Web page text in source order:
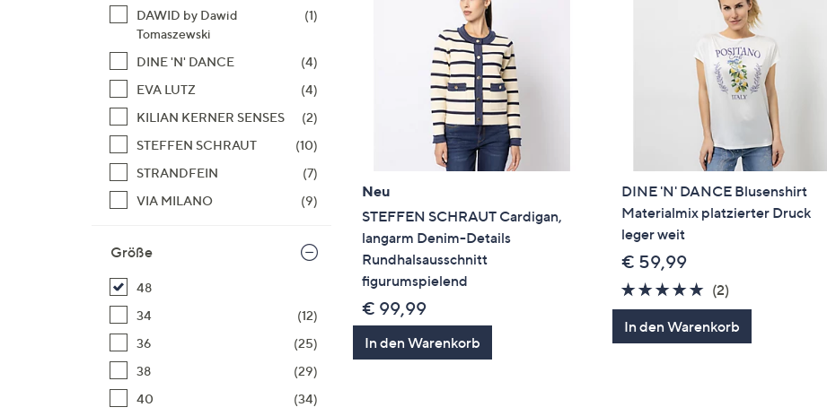
DAWID by Dawid
Tomaszewski
(1)
DINE 'N' DANCE
(4)
EVA LUTZ
(4)
KILIAN KERNER SENSES
(2)
STEFFEN SCHRAUT
(10)
STRANDFEIN
(7)
VIA MILANO
(9)
Größe
48
34
(12)
36
(25)
38
(29)
40
(34)
Neu
STEFFEN SCHRAUT Cardigan,
langarm Denim-Details
Rundhalsausschnitt
figurumspielend
€ 99,99
In den Warenkorb
DINE 'N' DANCE Blusenshirt
Materialmix platzierter Druck
leger weit
€ 59,99
5.0
von
5
(2)
Bewertungen
In den Warenkorb